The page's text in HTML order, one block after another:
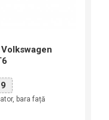
bara față